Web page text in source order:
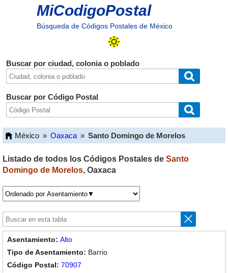
MiCodigoPostal
Búsqueda de Códigos Postales de México
Buscar por ciudad, colonia o poblado
Buscar por Código Postal
México » Oaxaca » Santo Domingo de Morelos
Listado de todos los Códigos Postales de Santo
Domingo de Morelos, Oaxaca
Alto
Barrio
70907